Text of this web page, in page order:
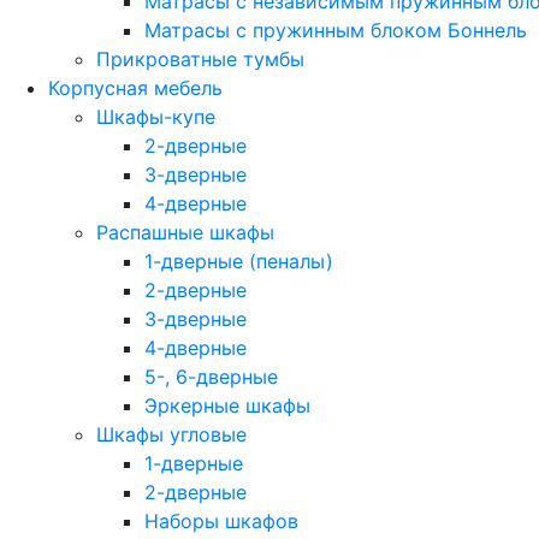
Матрасы с пружинным блоком Боннель
Прикроватные тумбы
Корпусная мебель
Шкафы-купе
2-дверные
3-дверные
4-дверные
Распашные шкафы
1-дверные (пеналы)
2-дверные
3-дверные
4-дверные
5-, 6-дверные
Эркерные шкафы
Шкафы угловые
1-дверные
2-дверные
Наборы шкафов